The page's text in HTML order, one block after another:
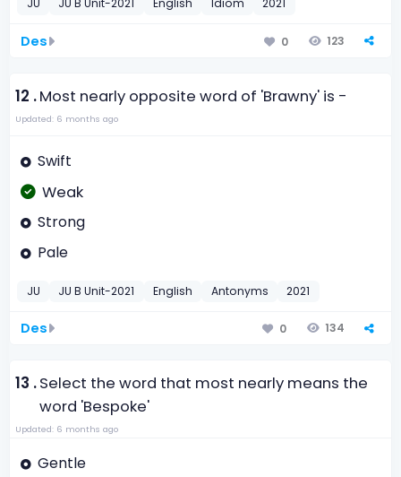
JU JU B Unit-2021 English Idiom 2021
Des 0 123
12 .Most nearly opposite word of 'Brawny' is -
Updated: 6 months ago
Swift
Weak
Strong
Pale
JU JU B Unit-2021 English Antonyms 2021
Des 0 134
13 .Select the word that most nearly means the
word 'Bespoke'
Updated: 6 months ago
Gentle